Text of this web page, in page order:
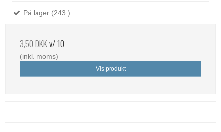
På lager (243 )
3,50 DKKv/ 10
(inkl. moms)
Vis produkt